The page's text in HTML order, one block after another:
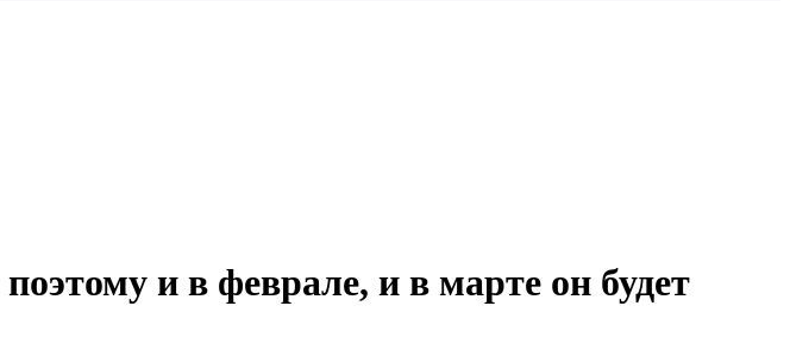
и в феврале, и в марте он будет